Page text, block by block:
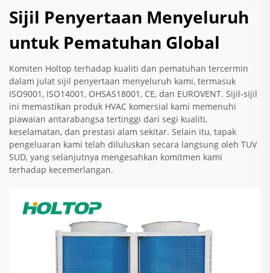
Sijil Penyertaan Menyeluruh
untuk Pematuhan Global
Komiten Holtop terhadap kualiti dan pematuhan tercermin
dalam julat sijil penyertaan menyeluruh kami, termasuk
ISO9001, ISO14001, OHSAS18001, CE, dan EUROVENT. Sijil-sijil
ini memastikan produk HVAC komersial kami memenuhi
piawaian antarabangsa tertinggi dari segi kualiti,
keselamatan, dan prestasi alam sekitar. Selain itu, tapak
pengeluaran kami telah diluluskan secara langsung oleh TUV
SUD, yang selanjutnya mengesahkan komitmen kami
terhadap kecemerlangan.